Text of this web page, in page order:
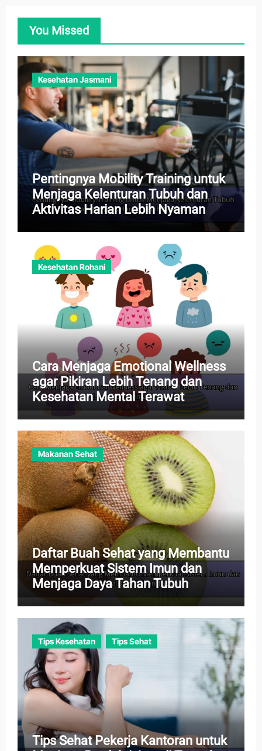
You Missed
Kesehatan Jasmani
Pentingnya Mobility Training untuk
Menjaga Kelenturan Tubuh dan
Aktivitas Harian Lebih Nyaman
Kesehatan Rohani
Cara Menjaga Emotional Wellness
agar Pikiran Lebih Tenang dan
Kesehatan Mental Terawat
Makanan Sehat
Daftar Buah Sehat yang Membantu
Memperkuat Sistem Imun dan
Menjaga Daya Tahan Tubuh
Tips Kesehatan Tips Sehat
Tips Sehat Pekerja Kantoran untuk